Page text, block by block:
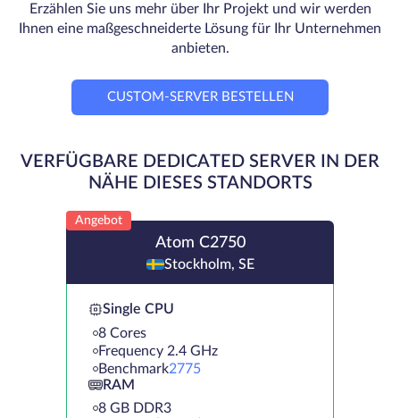
Erzählen Sie uns mehr über Ihr Projekt und wir werden
Ihnen eine maßgeschneiderte Lösung für Ihr Unternehmen
anbieten.
CUSTOM-SERVER BESTELLEN
VERFÜGBARE DEDICATED SERVER IN DER
NÄHE DIESES STANDORTS
Angebot
Atom C2750
Stockholm, SE
Single CPU
8 Cores
Frequency 2.4 GHz
Benchmark2775
RAM
8 GB DDR3